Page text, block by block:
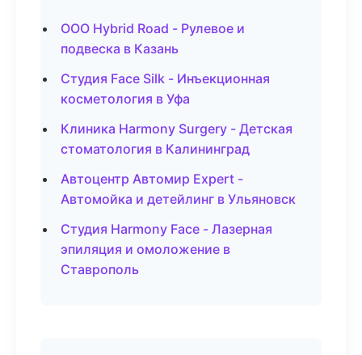
ООО Hybrid Road - Рулевое и
подвеска в Казань
Студия Face Silk - Инъекционная
косметология в Уфа
Клиника Harmony Surgery - Детская
стоматология в Калининград
Автоцентр Автомир Expert -
Автомойка и детейлинг в Ульяновск
Студия Harmony Face - Лазерная
эпиляция и омоложение в
Ставрополь